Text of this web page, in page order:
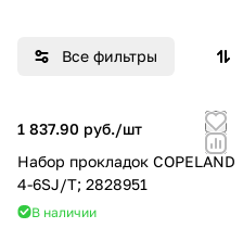
Все фильтры
1 837.90 руб./шт
Набор прокладок COPELAND
4-6SJ/T; 2828951
В наличии